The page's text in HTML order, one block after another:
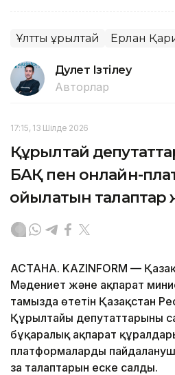
Ұлттық құрылтай Ерлан
Дәулет Ізтілеу
Авторлар
17:15, 13 Шілде 2026
Құрылтай
БАҚ пен онлайн-
қойылатын
АСТАНА. KAZINFORM —
Мәдениет және ақпарат
тамызда өтетін Қазақстан
Құрылтайы депутаттарының
бұқаралық ақпарат
платформаларды
заң талаптарын еске салды.